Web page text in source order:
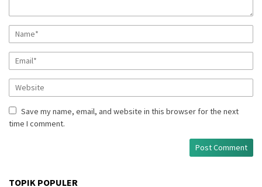
Save my name, email, and website in this browser for the next
time I comment.
TOPIK POPULER